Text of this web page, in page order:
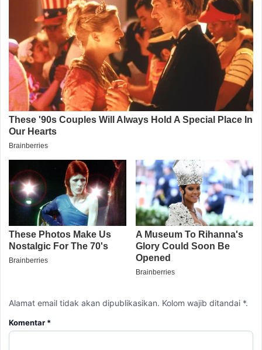
Alamat email tidak akan dipublikasikan. Kolom wajib ditandai *.
Komentar *